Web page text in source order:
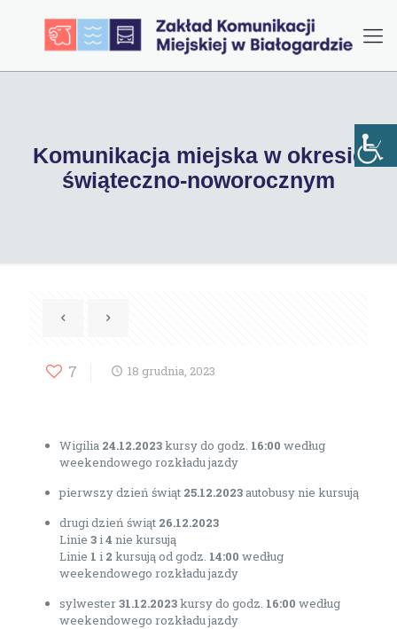
Komunikacja miejska w okresie
świąteczno-noworocznym
7 18 grudnia, 2023
Wigilia 24.12.2023kursy do godz. 16:00 według
weekendowego rozkładu jazdy
pierwszy dzień świąt 25.12.2023autobusy nie kursują
drugi dzień świąt 26.12.2023
Linie 3i4 nie kursują
Linie 1 i 2 kursują od godz. 14:00 według
weekendowego rozkładu jazdy
sylwester31.12.2023kursy do godz. 16:00 według
weekendowego rozkładu jazdy